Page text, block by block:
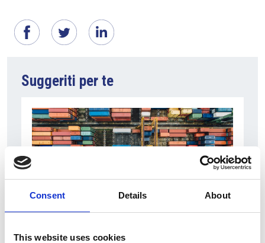
Consent Details About
This website uses cookies
Suggeriti per te